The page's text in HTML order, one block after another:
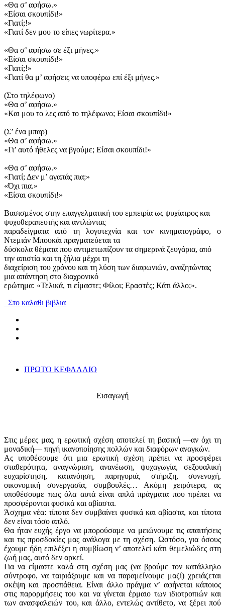
«Θα σ’ αφήσω.»
«Είσαι σκουπίδι!»
«Γιατί;!»
«Γιατί δεν μου το είπες νωρίτερα.»
«Θα σ’ αφήσω σε έξι μήνες.»
«Είσαι σκουπίδι!»
«Γιατί;!»
«Γιατί θα μ’ αφήσεις να υποφέρω επί έξι μήνες.»
(Στο τηλέφωνο)
«Θα σ’ αφήσω.»
«Και μου το λες από το τηλέφωνο; Είσαι σκουπίδι!»
(Σ’ ένα μπαρ)
«Θα σ’ αφήσω.»
«Γι’ αυτό ήθελες να βγούμε; Είσαι σκουπίδι!»
«Θα σ’ αφήσω.»
«Γιατί; Δεν μ’ αγαπάς πια;»
«Όχι πια.»
«Είσαι σκουπίδι!»
Βασισμένος στην επαγγελματική του εμπειρία ως ψυχίατρος και
ψυχοθεραπευτής και αντλώντας
παραδείγματα από τη λογοτεχνία και τον κινηματογράφο, ο
Ντεμιάν Μπουκάι πραγματεύεται τα
δύσκολα θέματα που αντιμετωπίζουν τα σημερινά ζευγάρια, από
την απιστία και τη ζήλια μέχρι τη
διαχείριση του χρόνου και τη λύση των διαφωνιών, αναζητώντας
μια απάντηση στο διαχρονικό
ερώτημα: «Τελικά, τι είμαστε; Φίλοι; Εραστές; Κάτι άλλο;».
Στο καλαθι βιβλια
ΠΡΩΤΟ ΚΕΦΑΛΑΙΟ
Εισαγωγή
Στις μέρες μας, η ερωτική σχέση αποτελεί τη βασική —αν όχι τη
μοναδική— πηγή ικανοποίησης πολλών και διαφόρων αναγκών.
Ας υποθέσουμε ότι μια ερωτική σχέση πρέπει να προσφέρει
σταθερότητα, αναγνώριση, ανανέωση, ψυχαγωγία, σεξουαλική
ευχαρίστηση, κατανόηση, παρηγοριά, στήριξη, συνενοχή,
οικονομική συνεργασία, συμβουλές… Ακόμη χειρότερα, ας
υποθέσουμε πως όλα αυτά είναι απλά πράγματα που πρέπει να
προσφέρονται φυσικά και αβίαστα.
Άσχημα νέα: τίποτα δεν συμβαίνει φυσικά και αβίαστα, και τίποτα
δεν είναι τόσο απλό.
Θα ήταν ευχής έργο να μπορούσαμε να μειώνουμε τις απαιτήσεις
και τις προσδοκίες μας ανάλογα με τη σχέση. Ωστόσο, για όσους
έχουμε ήδη επιλέξει η συμβίωση ν’ αποτελεί κάτι θεμελιώδες στη
ζωή μας, αυτό δεν αρκεί.
Για να είμαστε καλά στη σχέση μας (να βρούμε τον κατάλληλο
σύντροφο, να ταιριάξουμε και να παραμείνουμε μαζί) χρειάζεται
σκέψη και προσπάθεια. Είναι άλλο πράγμα ν’ αφήνεται κάποιος
στις παρορμήσεις του και να γίνεται έρμαιο των ιδιοτροπιών και
των ανασφαλειών του, και άλλο, εντελώς αντίθετο, να ξέρει πού